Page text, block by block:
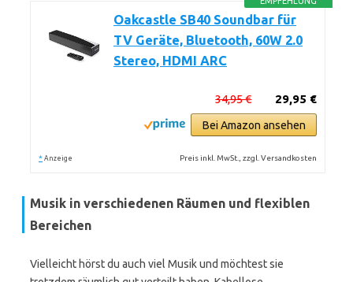
Oakcastle SB40 Soundbar für
TV Geräte, Bluetooth, 60W 2.0
Stereo, HDMI ARC
29,95 €
34,95 €
Bei Amazon ansehen
* Anzeige Preis inkl. MwSt., zzgl. Versandkosten
Musik in verschiedenen Räumen und flexiblen
Bereichen
Vielleicht hörst du auch viel Musik und möchtest sie